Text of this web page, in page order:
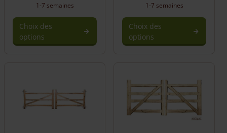
1-7 semaines
Choix des
options
1-7 semaines
Choix des
options